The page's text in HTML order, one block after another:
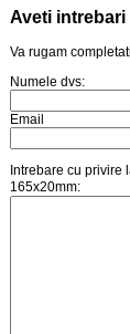
Aveti
Va rugam
Numele dvs:
Email
Intrebare cu privire
165x20mm: